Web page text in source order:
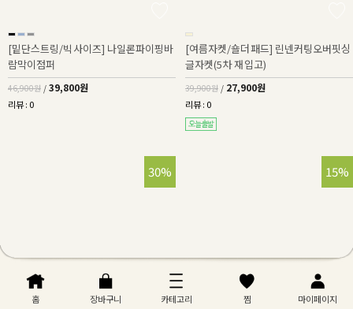
[밑단스트링/빅사이즈] 나일론파이핑바
람막이점퍼
46,900원 / 39,800원
리뷰 : 0
[여름자켓/숄더패드] 린넨커팅오버핏싱
글자켓(5차 재입고)
39,900원 / 27,900원
리뷰 : 0
30% 15%
홈 장바구니 카테고리 찜 마이페이지